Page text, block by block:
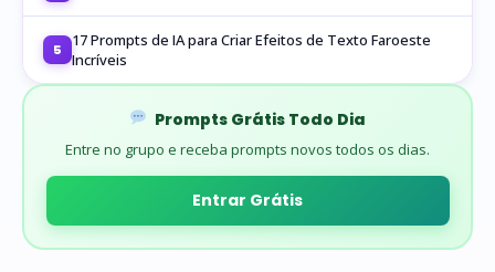
5
17 Prompts de IA para Criar Efeitos de Texto Faroeste
Incríveis
Prompts Grátis Todo Dia
Entre no grupo e receba prompts novos todos os dias.
Entrar Grátis